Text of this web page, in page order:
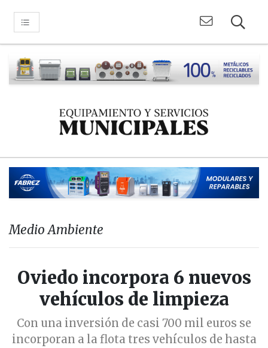
Medio Ambiente
Oviedo incorpora 6 nuevos
vehículos de limpieza
Con una inversión de casi 700 mil euros se
incorporan a la flota tres vehículos de hasta